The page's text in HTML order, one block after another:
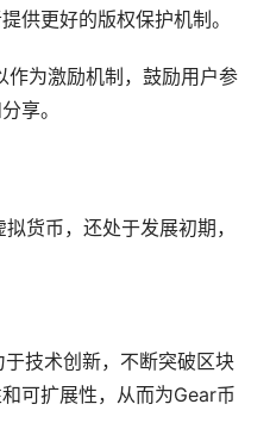
供更好的版权保护机制。
作为激励机制，鼓励用户参
享。
货币，还处于发展初期，
技术创新，不断突破区块
可扩展性，从而为Gear币